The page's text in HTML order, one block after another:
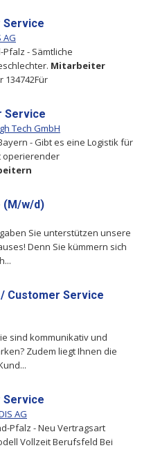
Service
AG
Pfalz - Sämtliche
Mitarbeiter
134742Für
Service
Tech GmbH
- Gibt es eine Logistik für
operierender
(M/w/d)
Sie unterstützen unsere
Denn Sie kümmern sich
Customer Service
sind kommunikativ und
Zudem liegt Ihnen die
Service
AG
Pfalz - Neu Vertragsart
Vollzeit Berufsfeld Bei